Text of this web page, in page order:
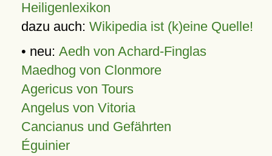
Heiligenlexikon
dazu auch: Wikipedia ist (k)eine Quelle!
• neu: Aedh von Achard-Finglas
Maedhog von Clonmore
Agericus von Tours
Angelus von Vitoria
Cancianus und Gefährten
Éguinier